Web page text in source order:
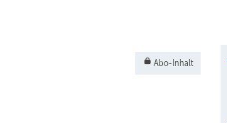
Abo-Inhalt